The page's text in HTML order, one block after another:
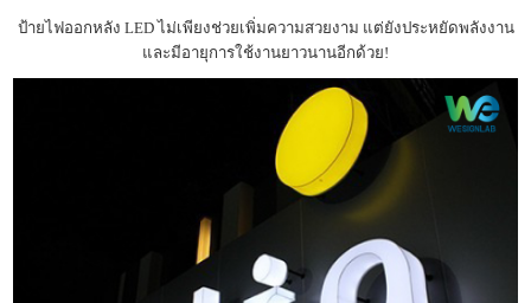
ป้ายไฟออกหลัง LED ไม่เพียงช่วยเพิ่มความสวยงาม แต่ยังประหยัดพลังงาน
และมีอายุการใช้งานยาวนานอีกด้วย!